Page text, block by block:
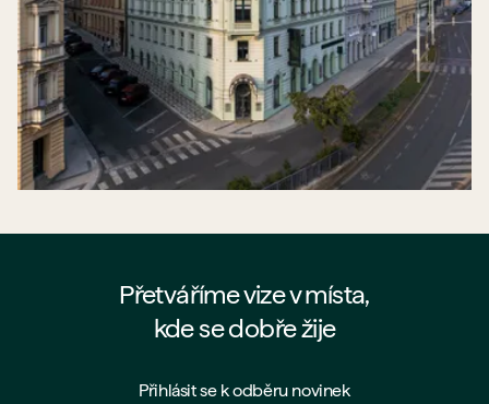
Přetváříme vize v místa,
kde se dobře žije
Přihlásit se k odběru novinek